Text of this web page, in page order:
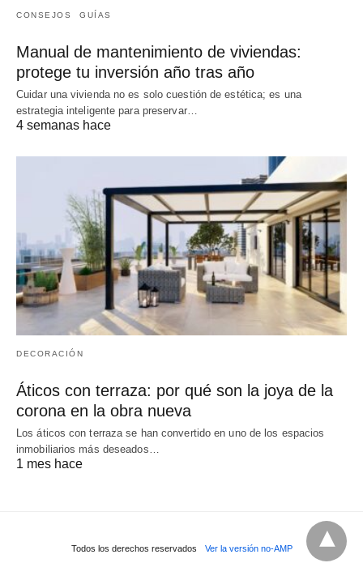
CONSEJOS GUÍAS
Manual de mantenimiento de viviendas:
protege tu inversión año tras año
Cuidar una vivienda no es solo cuestión de estética; es una
estrategia inteligente para preservar…
4 semanas hace
DECORACIÓN
Áticos con terraza: por qué son la joya de la
corona en la obra nueva
Los áticos con terraza se han convertido en uno de los espacios
inmobiliarios más deseados…
1 mes hace
Todos los derechos reservados Ver la versión no-AMP